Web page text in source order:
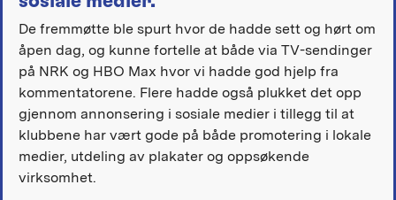
De fremmøtte ble spurt hvor de hadde sett og hørt om
åpen dag, og kunne fortelle at både via TV-sendinger
på NRK og HBO Max hvor vi hadde god hjelp fra
kommentatorene. Flere hadde også plukket det opp
gjennom annonsering i sosiale medier i tillegg til at
klubbene har vært gode på både promotering i lokale
medier, utdeling av plakater og oppsøkende
virksomhet.